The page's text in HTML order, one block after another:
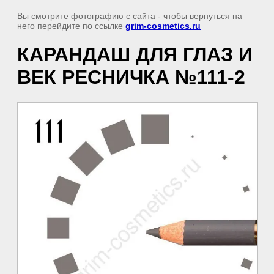
Вы смотрите фотографию с сайта - чтобы вернуться на
него перейдите по ссылке grim-cosmetics.ru
КАРАНДАШ ДЛЯ ГЛАЗ И
ВЕК РЕСНИЧКА №111-2